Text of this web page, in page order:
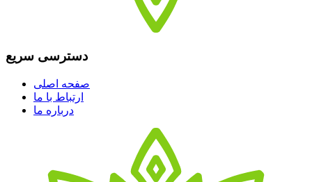
دسترسی سریع
صفحه اصلی
ارتباط با ما
درباره ما